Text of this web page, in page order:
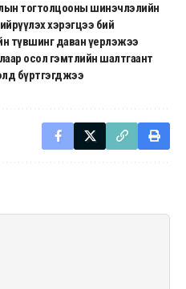
тогтолцооны шинэчлэлийн
хэрэгцээ бий
түвшинг даван үерлэжээ
осол гэмтлийн шалтгаант
бүртгэгджээ